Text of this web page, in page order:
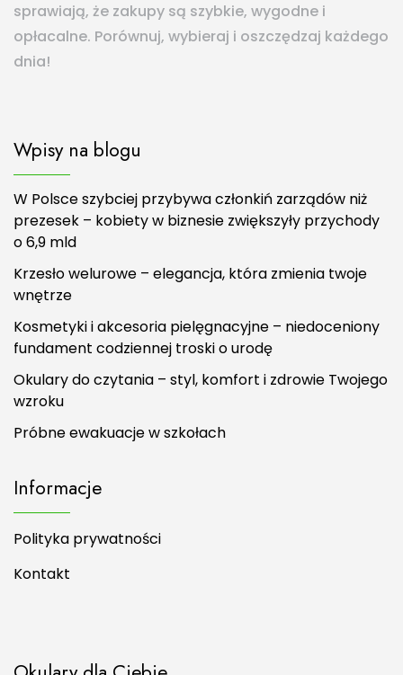
sprawiają, że zakupy są szybkie, wygodne i
opłacalne. Porównuj, wybieraj i oszczędzaj każdego
dnia!
Wpisy na blogu
W Polsce szybciej przybywa członkiń zarządów niż
prezesek – kobiety w biznesie zwiększyły przychody
o 6,9 mld
Krzesło welurowe – elegancja, która zmienia twoje
wnętrze
Kosmetyki i akcesoria pielęgnacyjne – niedoceniony
fundament codziennej troski o urodę
Okulary do czytania – styl, komfort i zdrowie Twojego
wzroku
Próbne ewakuacje w szkołach
Informacje
Polityka prywatności
Kontakt